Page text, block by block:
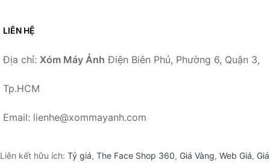
LIÊN HỆ
Địa chỉ: Xóm Máy Ảnh Điện Biên Phủ, Phường 6, Quận 3,
Tp.HCM
Email: lienhe@xommayanh.com
Liên kết hữu ích: Tỷ giá, The Face Shop 360, Giá Vàng, Web Giá, Giá